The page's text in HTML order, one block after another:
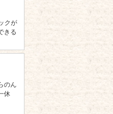
クが
きる
のん
休